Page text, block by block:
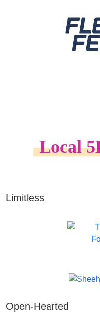
Local
Limitless
Open-Hearted